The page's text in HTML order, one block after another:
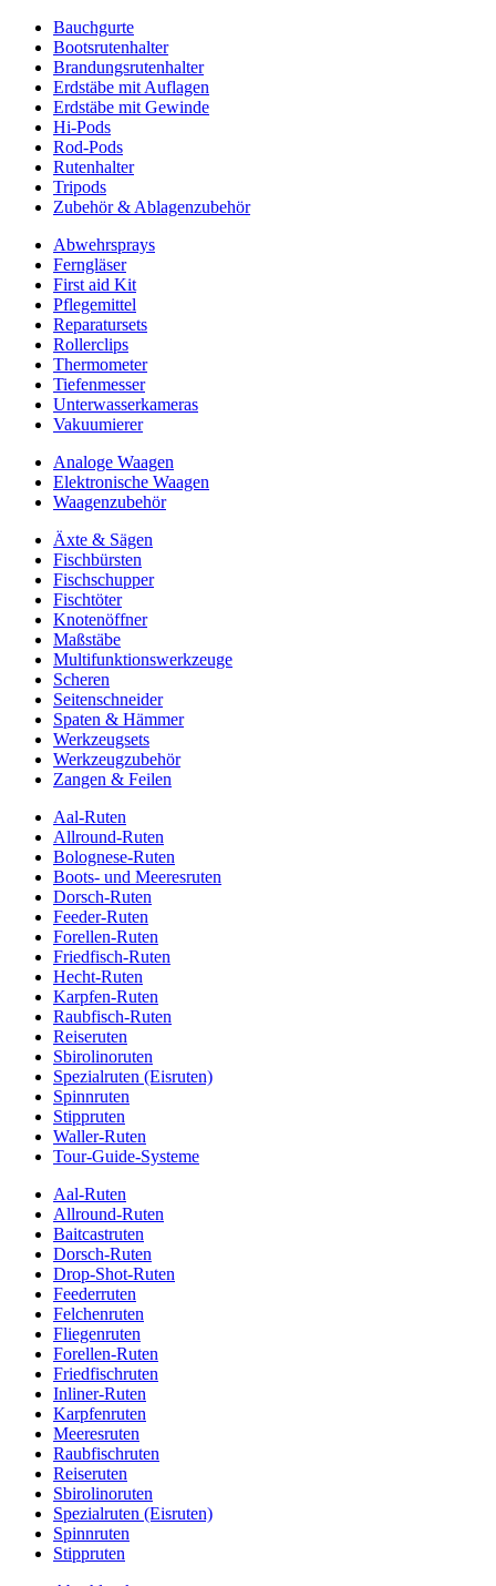
Bauchgurte
Bootsrutenhalter
Brandungsrutenhalter
Erdstäbe mit Auflagen
Erdstäbe mit Gewinde
Hi-Pods
Rod-Pods
Rutenhalter
Tripods
Zubehör & Ablagenzubehör
Abwehrsprays
Ferngläser
First aid Kit
Pflegemittel
Reparatursets
Rollerclips
Thermometer
Tiefenmesser
Unterwasserkameras
Vakuumierer
Analoge Waagen
Elektronische Waagen
Waagenzubehör
Äxte & Sägen
Fischbürsten
Fischschupper
Fischtöter
Knotenöffner
Maßstäbe
Multifunktionswerkzeuge
Scheren
Seitenschneider
Spaten & Hämmer
Werkzeugsets
Werkzeugzubehör
Zangen & Feilen
Aal-Ruten
Allround-Ruten
Bolognese-Ruten
Boots- und Meeresruten
Dorsch-Ruten
Feeder-Ruten
Forellen-Ruten
Friedfisch-Ruten
Hecht-Ruten
Karpfen-Ruten
Raubfisch-Ruten
Reiseruten
Sbirolinoruten
Spezialruten (Eisruten)
Spinnruten
Stippruten
Waller-Ruten
Tour-Guide-Systeme
Aal-Ruten
Allround-Ruten
Baitcastruten
Dorsch-Ruten
Drop-Shot-Ruten
Feederruten
Felchenruten
Fliegenruten
Forellen-Ruten
Friedfischruten
Inliner-Ruten
Karpfenruten
Meeresruten
Raubfischruten
Reiseruten
Sbirolinoruten
Spezialruten (Eisruten)
Spinnruten
Stippruten